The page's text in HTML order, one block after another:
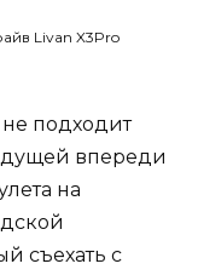
не подходит
впереди
на
съехать с